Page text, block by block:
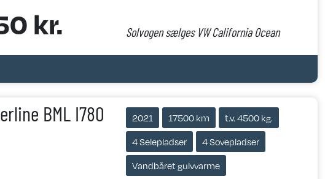
kr. Solvogen sælges VW California Ocean
BML I780 2021 17500 km t.v. 4500 kg.
4 Selepladser 4 Sovepladser
Vandbåret gulvvarme